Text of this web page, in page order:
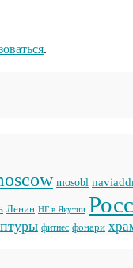
.
mosobl
Ленин НГ в Якутии
фитнес фонари